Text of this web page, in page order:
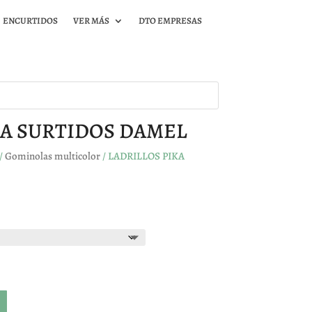
ENCURTIDOS VER MÁS DTO EMPRESAS
SURTIDOS DAMEL
/Gominolas multicolor / LADRILLOS PIKA